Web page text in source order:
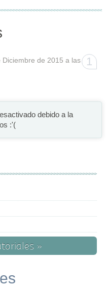
1
Diciembre de 2015 a las
debido a la
:'(
»